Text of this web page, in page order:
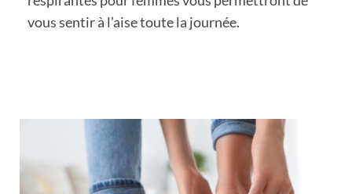
vous sentir à l’aise toute la journée.